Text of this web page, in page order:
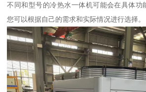
不同和型号的冷热水一体机可能会在具体功
您可以根据自己的需求和实际情况进行选择。